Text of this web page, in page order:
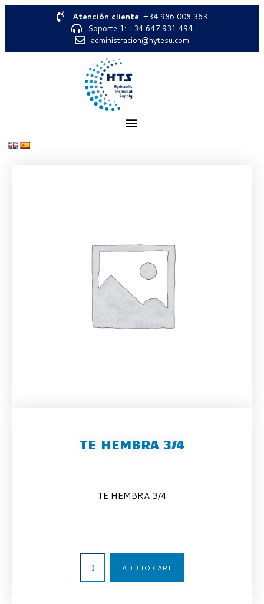
Atención cliente: +34 986 008 363
Soporte 1: +34 647 931 494
administracion@hytesu.com
TE HEMBRA 3/4
TE HEMBRA 3/4
ADD TO CART